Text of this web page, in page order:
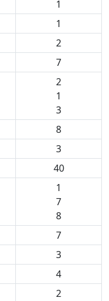
1
1
2
7
2
1
3
8
3
40
1
7
8
7
3
4
2